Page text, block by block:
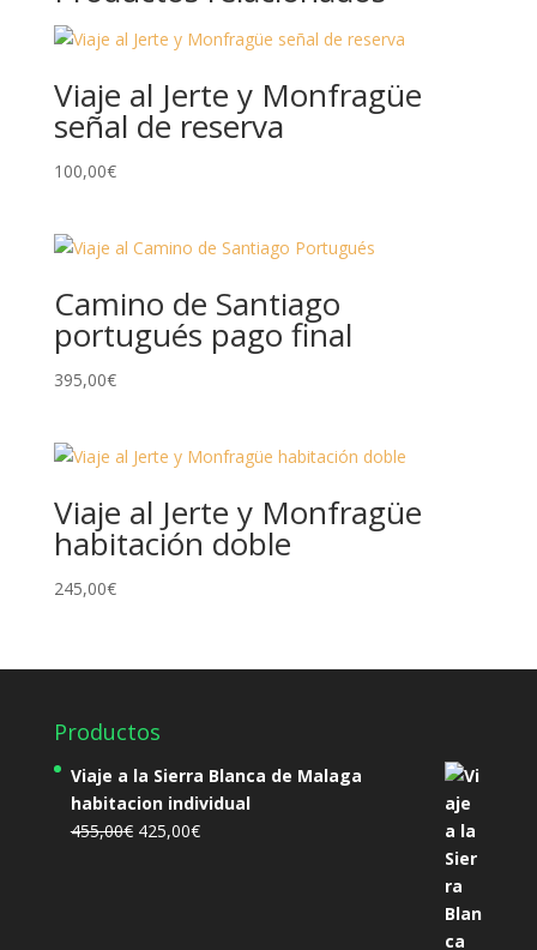
Viaje al Jerte y Monfragüe
señal de reserva
100,00€
Camino de Santiago
portugués pago final
395,00€
Viaje al Jerte y Monfragüe
habitación doble
245,00€
Productos
Viaje a la Sierra Blanca de Malaga
habitacion individual
455,00€ El
425,00€El